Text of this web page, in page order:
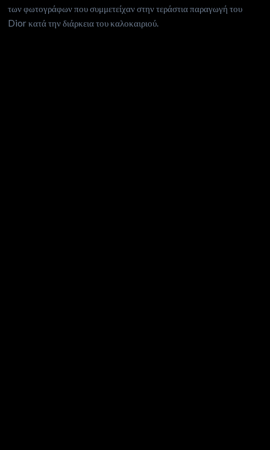
των φωτογράφων που συμμετείχαν στην τεράστια παραγωγή του
Dior κατά την διάρκεια του καλοκαιριού.